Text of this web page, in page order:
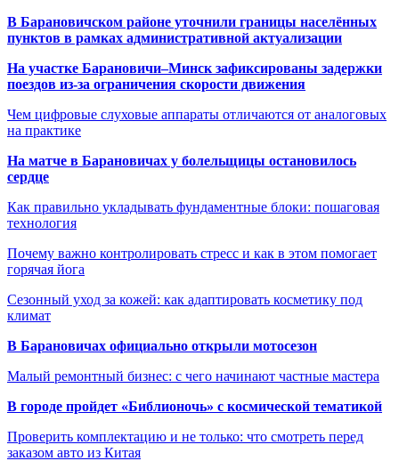
В Барановичском районе уточнили границы населённых
пунктов в рамках административной актуализации
На участке Барановичи–Минск зафиксированы задержки
поездов из-за ограничения скорости движения
Чем цифровые слуховые аппараты отличаются от аналоговых
на практике
На матче в Барановичах у болельщицы остановилось
сердце
Как правильно укладывать фундаментные блоки: пошаговая
технология
Почему важно контролировать стресс и как в этом помогает
горячая йога
Сезонный уход за кожей: как адаптировать косметику под
климат
В Барановичах официально открыли мотосезон
Малый ремонтный бизнес: с чего начинают частные мастера
В городе пройдет «Библионочь» с космической тематикой
Проверить комплектацию и не только: что смотреть перед
заказом авто из Китая